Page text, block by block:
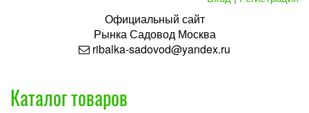
Официальный сайт
РынкаСадовод Москва
ribalka-sadovod@yandex.ru
Каталог товаров